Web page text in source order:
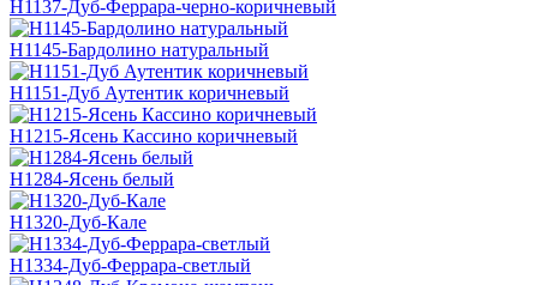
H1137-Дуб-Феррара-черно-коричневый
H1145-Бардолино натуральный
H1151-Дуб Аутентик коричневый
H1215-Ясень Кассино коричневый
H1284-Ясень белый
H1320-Дуб-Кале
H1334-Дуб-Феррара-светлый